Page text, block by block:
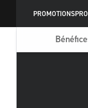
PROMOTIONS